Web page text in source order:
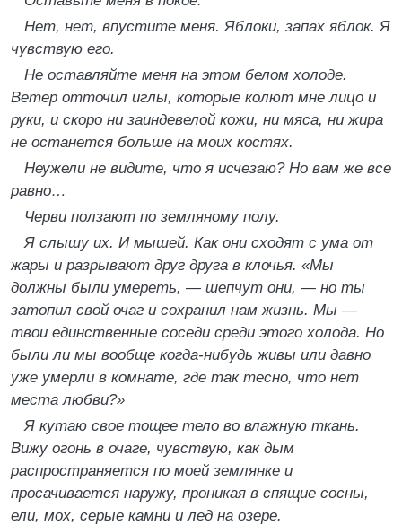
Нет, нет, впустите меня. Яблоки, запах яблок. Я
чувствую его.
Не оставляйте меня на этом белом холоде.
Ветер отточил иглы, которые колют мне лицо и
руки, и скоро ни заиндевелой кожи, ни мяса, ни жира
не останется больше на моих костях.
Неужели не видите, что я исчезаю? Но вам же все
равно…
Черви ползают по земляному полу.
Я слышу их. И мышей. Как они сходят с ума от
жары и разрывают друг друга в клочья. «Мы
должны были умереть, — шепчут они, — но ты
затопил свой очаг и сохранил нам жизнь. Мы —
твои единственные соседи среди этого холода. Но
были ли мы вообще когда-нибудь живы или давно
уже умерли в комнате, где так тесно, что нет
места любви?»
Я кутаю свое тощее тело во влажную ткань.
Вижу огонь в очаге, чувствую, как дым
распространяется по моей землянке и
просачивается наружу, проникая в спящие сосны,
ели, мох, серые камни и лед на озере.